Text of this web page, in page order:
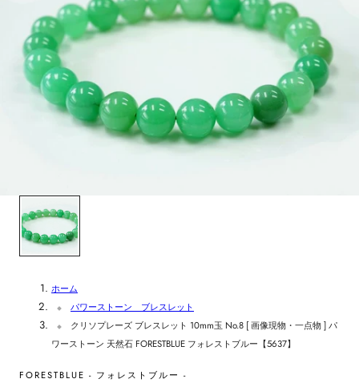
ホーム
パワーストーン ブレスレット
クリソプレーズ ブレスレット 10mm玉 No.8 [ 画像現物・一点物 ] パ
ワーストーン 天然石 FORESTBLUE フォレストブルー【5637】
FORESTBLUE - フォレストブルー -